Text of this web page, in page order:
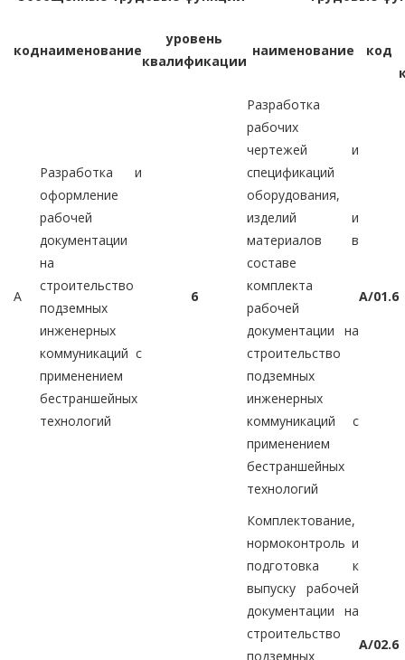
коднаименование
уровень
квалификации
наименование
код
A
Разработка и
оформление
рабочей
документации
на
строительство
подземных
инженерных
коммуникаций с
применением
бестраншейных
технологий
6
Разработка
рабочих
чертежей и
спецификаций
оборудования,
изделий и
материалов в
составе
комплекта
рабочей
документации на
строительство
подземных
инженерных
коммуникаций с
применением
бестраншейных
технологий
A/01.6
Комплектование,
нормоконтроль и
подготовка к
выпуску рабочей
документации на
строительство
подземных
A/02.6